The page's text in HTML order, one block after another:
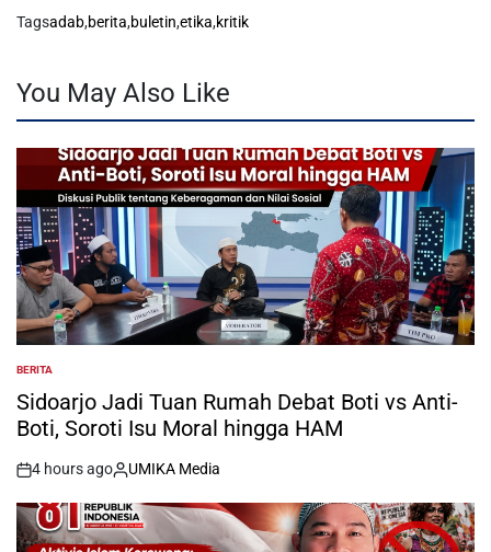
Tagsadab,berita,buletin,etika,kritik
You May Also Like
POSTED
IN
BERITA
Sidoarjo Jadi Tuan Rumah Debat Boti vs Anti-
Boti, Soroti Isu Moral hingga HAM
on
4 hours ago
Posted
by
UMIKA Media